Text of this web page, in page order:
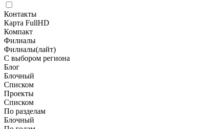
Контакты
Карта FullHD
Компакт
Филиалы
Филиалы(лайт)
С выбором региона
Блог
Блочный
Списком
Проекты
Списком
По разделам
Блочный